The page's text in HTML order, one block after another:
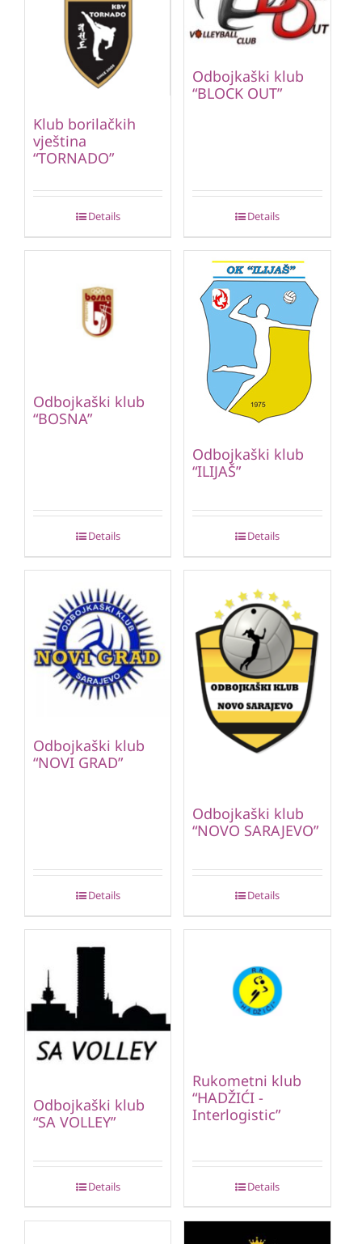
Klub borilačkih
vještina
“TORNADO”
Details
Odbojkaški klub
“BLOCK OUT”
Details
Odbojkaški klub
“BOSNA”
Details
Odbojkaški klub
“ILIJAŠ”
Details
Odbojkaški klub
“NOVI GRAD”
Details
Odbojkaški klub
“NOVO SARAJEVO”
Details
Odbojkaški klub
“SA VOLLEY”
Details
Rukometni klub
“HADŽIĆI -
Interlogistic”
Details